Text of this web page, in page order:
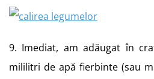
9. Imediat, am adăugat în
mililitri de apă fierbinte (sau